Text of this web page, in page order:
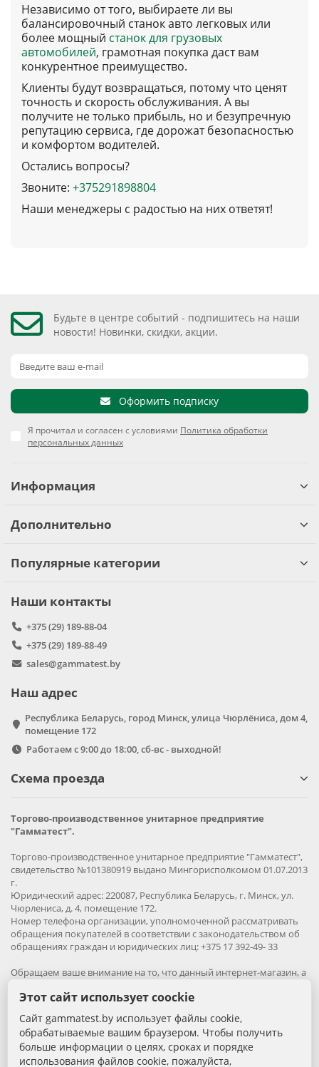
Независимо от того, выбираете ли вы
балансировочный станок авто легковых или
более мощный станок для грузовых
автомобилей, грамотная покупка даст вам
конкурентное преимущество.
Клиенты будут возвращаться, потому что ценят
точность и скорость обслуживания. А вы
получите не только прибыль, но и безупречную
репутацию сервиса, где дорожат безопасностью
и комфортом водителей.
Остались вопросы?
Звоните: +375291898804
Наши менеджеры с радостью на них ответят!
Будьте в центре событий - подпишитесь на наши
новости! Новинки, скидки, акции.
Оформить подписку
Я прочитал и согласен с условиями Политика обработки
персональных данных
Информация
Дополнительно
Популярные категории
Наши контакты
+375 (29) 189-88-04
+375 (29) 189-88-49
sales@gammatest.by
Наш адрес
Республика Беларусь, город Минск, улица Чюрлёниса, дом 4,
помещение 172
Работаем с 9:00 до 18:00, сб-вс - выходной!
Схема проезда
Торгово-производственное унитарное предприятие
"Гамматест".
Торгово-производственное унитарное предприятие "Гамматест",
свидетельство №101380919 выдано Мингорисполкомом 01.07.2013
г.
Юридический адрес: 220087, Республика Беларусь, г. Минск, ул.
Чюрлениса, д. 4, помещение 172.
Номер телефона организации, уполномоченной рассматривать
обращения покупателей в соответствии с законодательством об
обращениях граждан и юридических лиц: +375 17 392-49- 33
Обращаем ваше внимание на то, что данный интернет-магазин, а
нём, носит исключительно информационный характер и ни при
Вся информация на сайте – собственность интернет-магазина
gammatest.by. Все права защищены.
Публикация информации с сайта без разрешения
Этот сайт использует coockie
Сайт gammatest.by использует файлы cookie,
обрабатываемые вашим браузером. Чтобы получить
больше информации о целях, сроках и порядке
использования файлов cookie, пожалуйста,